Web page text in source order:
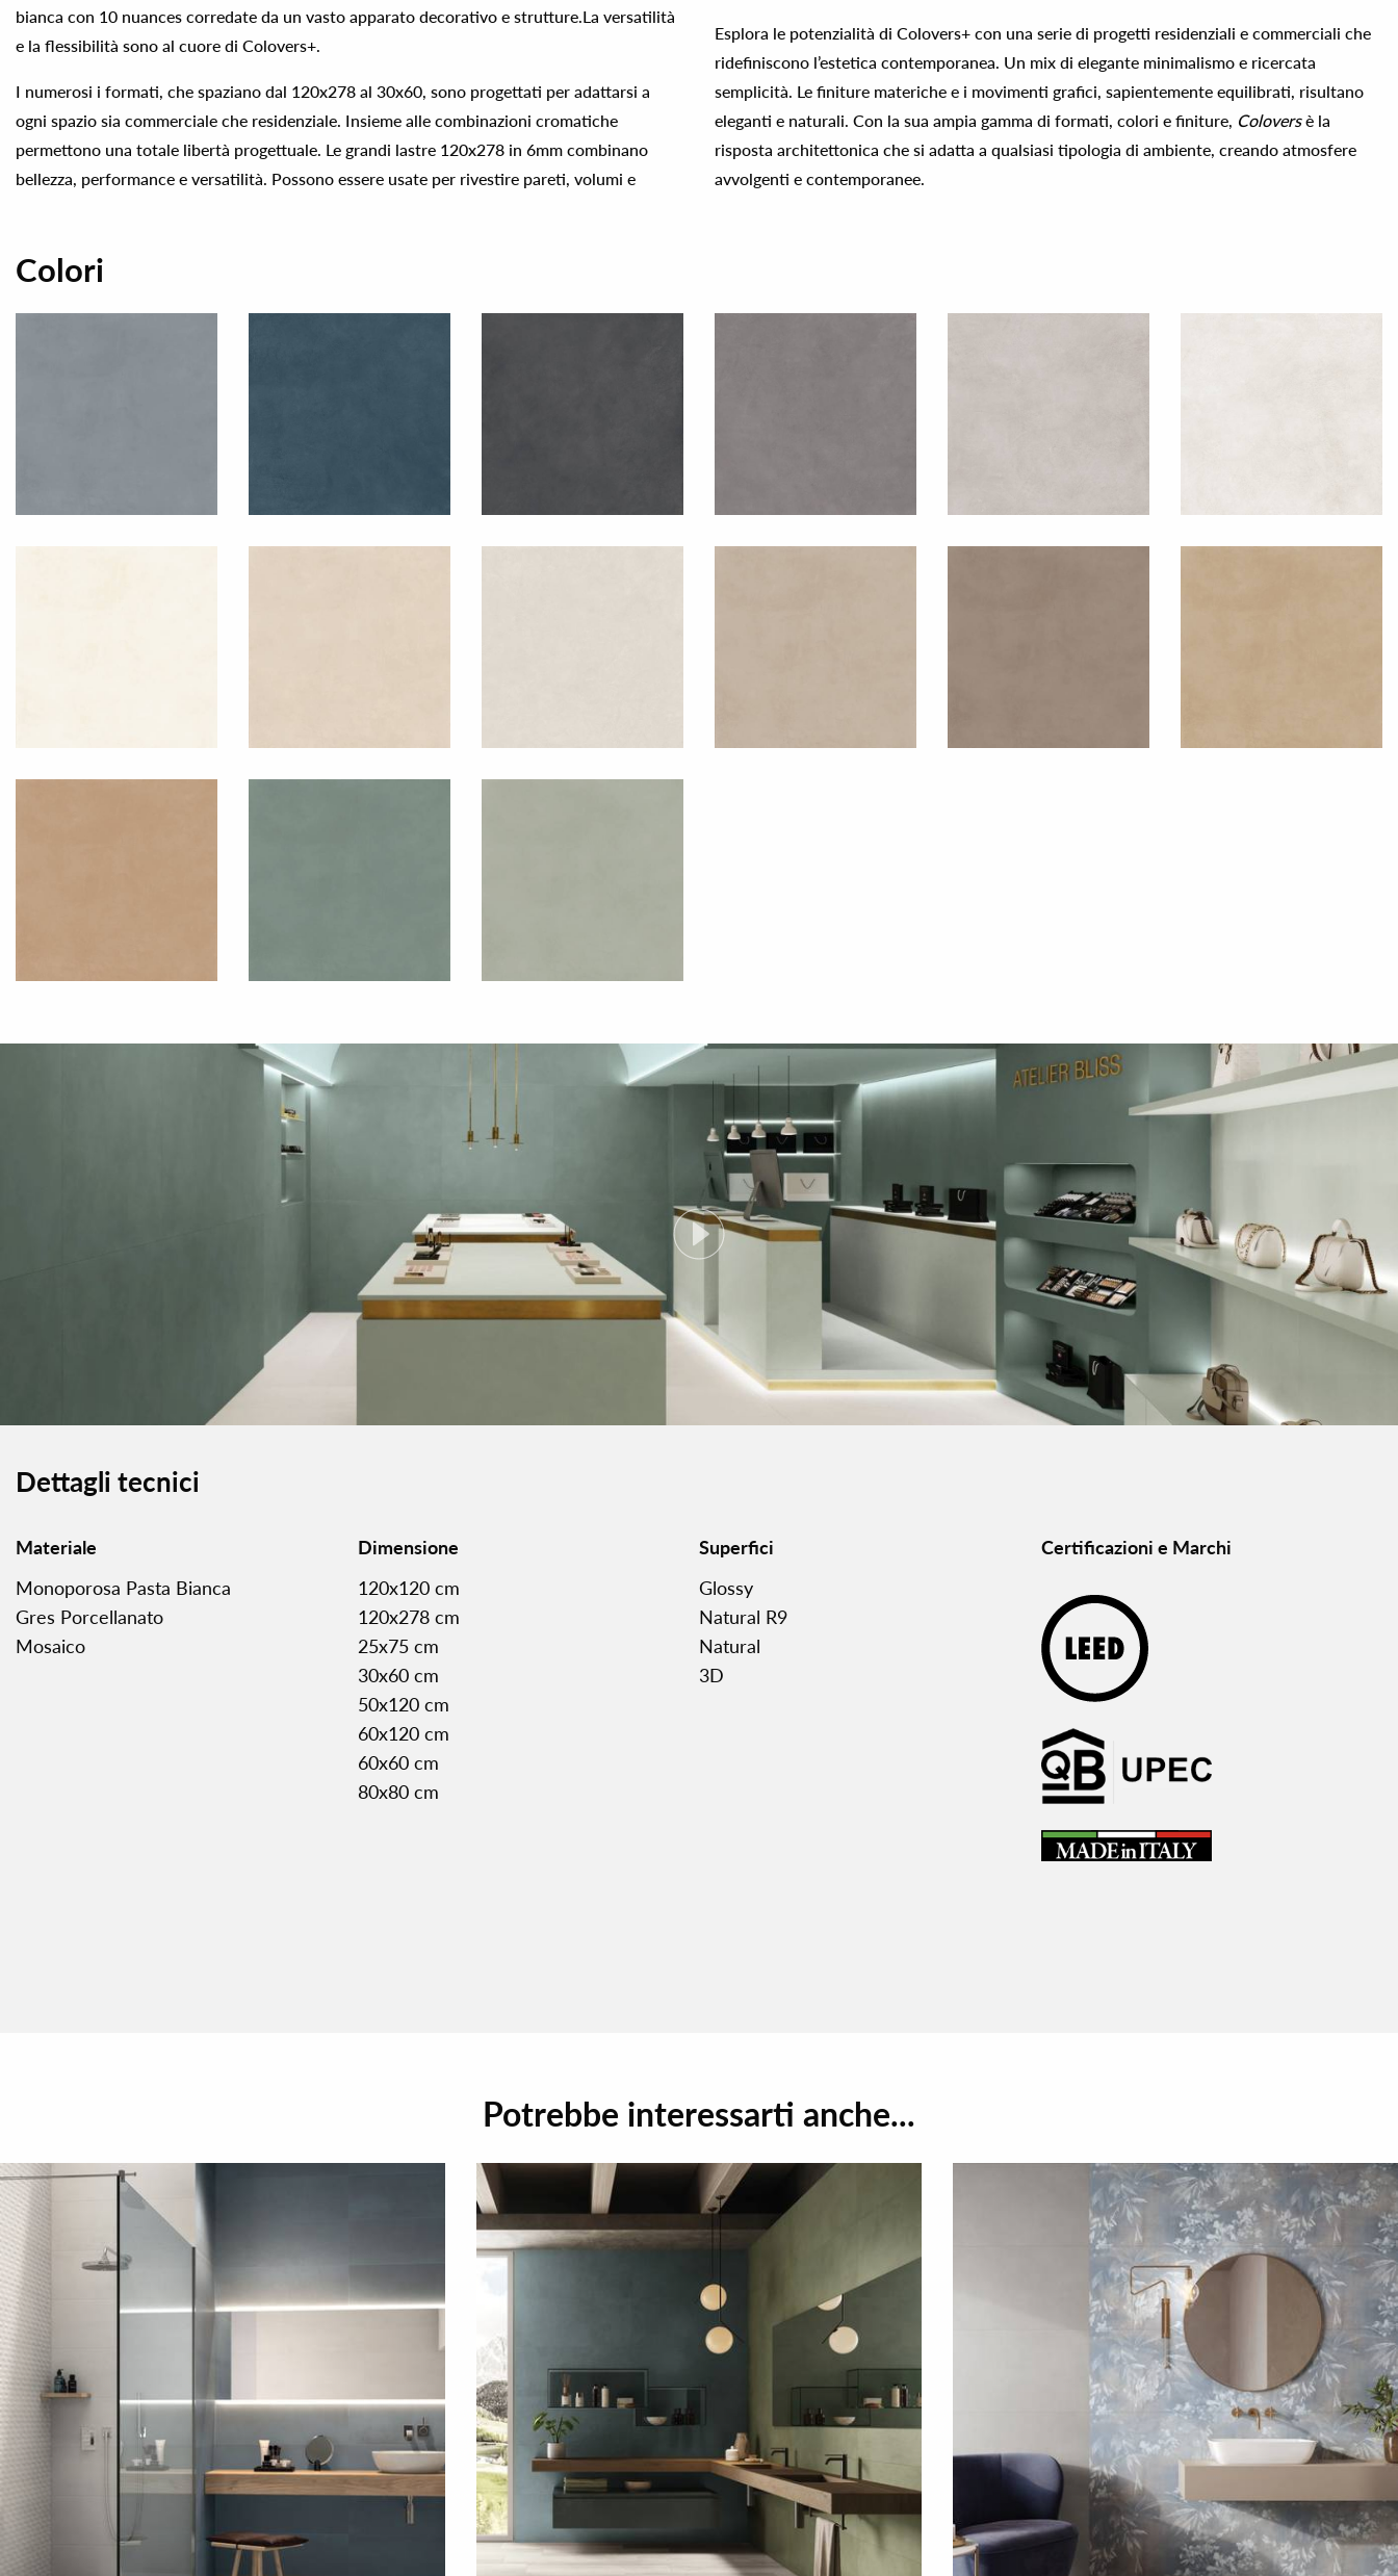
bianca con 10 nuances corredate da un vasto apparato decorativo e strutture.La versatilità
e la flessibilità sono al cuore di Colovers+.
I numerosi i formati, che spaziano dal 120x278 al 30x60, sono progettati per adattarsi a
ogni spazio sia commerciale che residenziale. Insieme alle combinazioni cromatiche
permettono una totale libertà progettuale. Le grandi lastre 120x278 in 6mm combinano
bellezza, performance e versatilità. Possono essere usate per rivestire pareti, volumi e
Esplora le potenzialità di Colovers+ con una serie di progetti residenziali e commerciali che
ridefiniscono l’estetica contemporanea. Un mix di elegante minimalismo e ricercata
semplicità. Le finiture materiche e i movimenti grafici, sapientemente equilibrati, risultano
eleganti e naturali. Con la sua ampia gamma di formati, colori e finiture, Coloversè la
risposta architettonica che si adatta a qualsiasi tipologia di ambiente, creando atmosfere
avvolgenti e contemporanee.
Colori
Dettagli tecnici
Materiale
Monoporosa Pasta Bianca
Gres Porcellanato
Mosaico
Dimensione
120x120 cm
120x278 cm
25x75 cm
30x60 cm
50x120 cm
60x120 cm
60x60 cm
80x80 cm
Superfici
Glossy
Natural R9
Natural
3D
Certificazioni e Marchi
Potrebbe interessarti anche...